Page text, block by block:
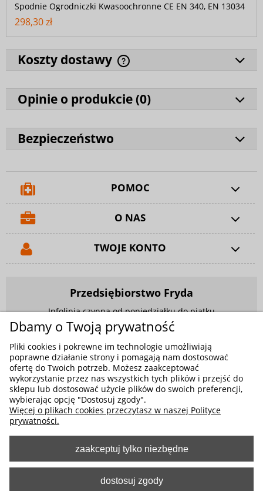
Spodnie Ogrodniczki Kwasoochronne CE EN 340, EN 13034
298,30 zł
Koszty dostawy
Opinie o produkcie (0)
Bezpieczeństwo
POMOC
O NAS
TWOJE KONTO
Przedsiębiorstwo Fryda
Infolinia czynna od poniedziałku do piątku
w godzinach 9.00 - 17.00
881 703 704
E-mail:sklep@fryda.com.pl
Sklepy stacjonarne:
ul. Składowa 26, 34-400 Nowy Targ
ul. Żywiecka 91, 43-300 Bielsko-Biała
MOŻLIWE FORMY PŁATNOŚCI
Dbamy o Twoją prywatność
Pliki cookies i pokrewne im technologie umożliwiają
poprawne działanie strony i pomagają nam dostosować
ofertę do Twoich potrzeb. Możesz zaakceptować
wykorzystanie przez nas wszystkich tych plików i przejść do
sklepu lub dostosować użycie plików do swoich preferencji,
wybierając opcję "Dostosuj zgody".
Więcej o plikach cookies przeczytasz w naszej Polityce
prywatności.
zaakceptuj tylko niezbędne
dostosuj zgody